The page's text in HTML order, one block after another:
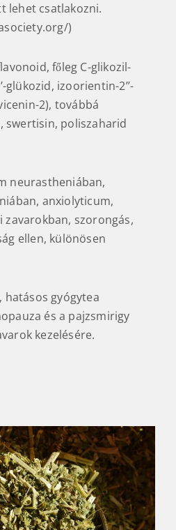
lehet csatlakozni.
)
főleg C-glikozil-
glükozid, izoorientin-2’’-
2), továbbá
swertisin, poliszaharid
neurastheniában,
anxiolyticum,
zavarokban, szorongás,
ellen, különösen
hatásos gyógytea
és a pajzsmirigy
kezelésére.